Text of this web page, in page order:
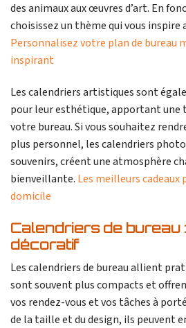
des animaux aux œuvres d’art. En
choisissez un thème qui vous inspire
Personnalisez votre plan de bureau
inspirant
Les calendriers artistiques sont
pour leur esthétique, apportant une
votre bureau. Si vous souhaitez
plus personnel, les calendriers
souvenirs, créent une atmosphère
bienveillante. Les meilleurs cadeaux
domicile
Calendriers de bureau
décoratif
Les calendriers de bureau allient
sont souvent plus compacts et
vos rendez-vous et vos tâches à
de la taille et du design, ils peuvent